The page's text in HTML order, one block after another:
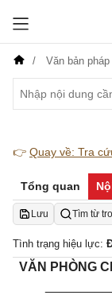
Văn bản
👉 Quay về: Tra
Tổng quan
Lưu Tìm từ
Tình trạng hiệu lực:
VĂN PHÒNG